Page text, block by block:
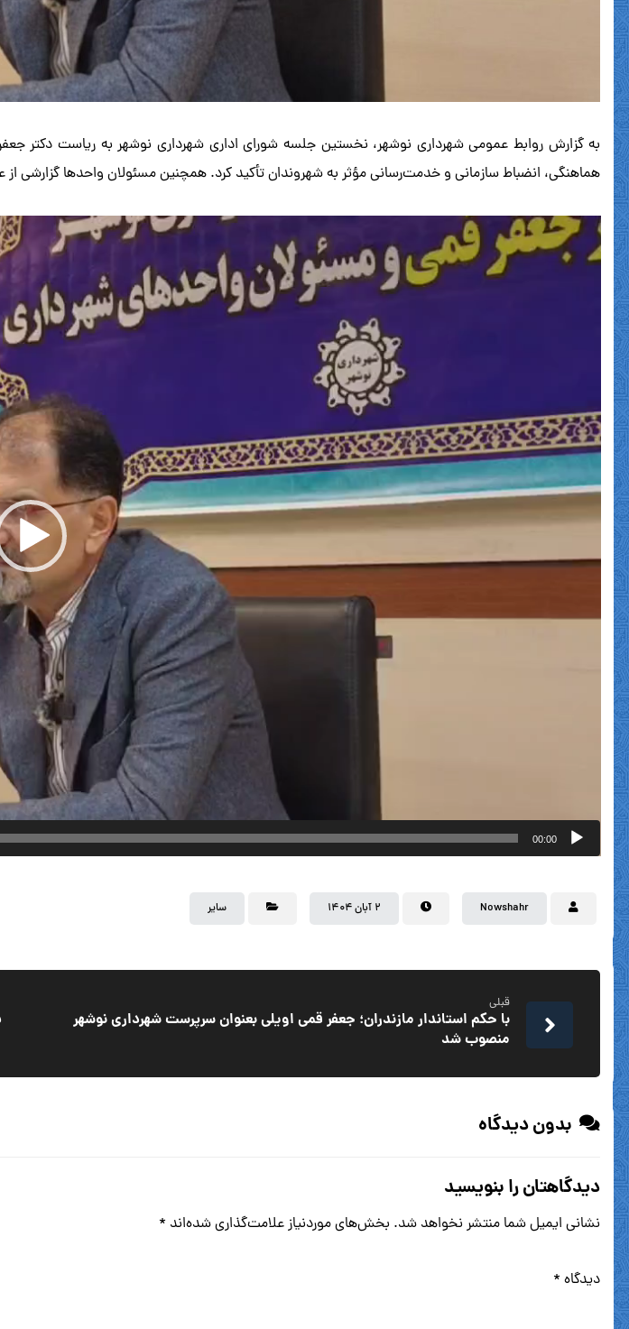
به گزارش روابط عمومی شهرداری نوشهر، نخستین جلسه شورای اداری شهرداری نوشهر به ریاست دکتر
هماهنگی، انضباط سازمانی و خدمت‌رسانی مؤثر به شهروندان تأکید کرد. همچنین مسئولان واحدها گزارشی از
نمایشگر
ویدیو
00:00
Nowshahr ۲ آبان ۱۴۰۴ سایر
قبلی
با حکم استاندار مازندران؛ جعفر قمی اویلی بعنوان سرپرست شهرداری نوشهر
منصوب شد
بدون دیدگاه
دیدگاهتان را بنویسید
نشانی ایمیل شما منتشر نخواهد شد. بخش‌های موردنیاز علامت‌گذاری شده‌اند *
دیدگاه *